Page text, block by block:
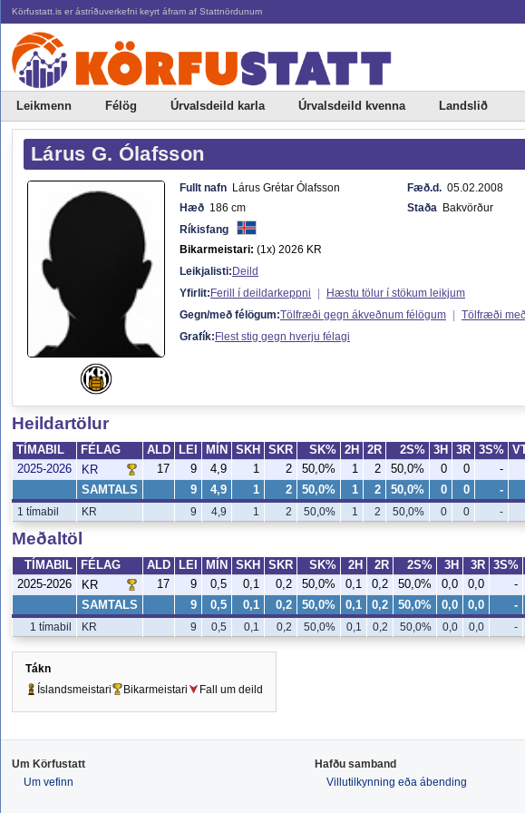
Körfustatt.is er ástríðuverkefni keyrt áfram af Stattnördunum
Leikmenn Félög Úrvalsdeild karla Úrvalsdeild kvenna Landslið
Lárus G. Ólafsson
Fullt nafn Lárus Grétar Ólafsson Fæð.d. 05.02.2008
Hæð 186 cm Staða Bakvörður
Ríkisfang
Bikarmeistari: (1x) 2026 KR
Leikjalisti:Deild
Yfirlit:Ferill í deildarkeppni |
Hæstu tölur í stökum leikjum
Gegn/með félögum:Tölfræði gegn ákveðnum félögum | Tölfræði
Grafík:Flest stig gegn hverju félagi
Heildartölur
TÍMABIL FÉLAG ALD LEI MÍN SKH SKR SK% 2H 2R 2S% 3H 3R 3S%
2025-2026
KR 17 9 4,9 1 2 50,0% 1 2 50,0% 0 0 -
SAMTALS 9 4,9 1 2 50,0% 1 2 50,0% 0 0 -
1 tímabil KR 9 4,9 1 2 50,0% 1 2 50,0% 0 0 -
Meðaltöl
TÍMABIL FÉLAG ALD LEI MÍN SKH SKR SK% 2H 2R 2S% 3H 3R 3S%
2025-2026
KR 17 9 0,5 0,1 0,2 50,0% 0,1 0,2 50,0% 0,0 0,0 -
SAMTALS 9 0,5 0,1 0,2 50,0% 0,1 0,2 50,0% 0,0 0,0 -
1 tímabil KR 9 0,5 0,1 0,2 50,0% 0,1 0,2 50,0% 0,0 0,0 -
Tákn
Íslandsmeistari
Bikarmeistari Fall um deild
Um Körfustatt
Um vefinn
Hafðu samband
Villutilkynning eða ábending